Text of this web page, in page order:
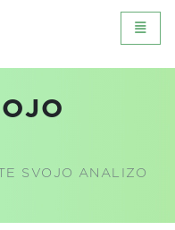
SVOJO ANALIZO